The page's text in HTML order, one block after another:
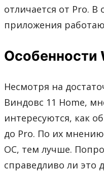
отличается от Pro. В
приложения
Особенности
Несмотря на
Виндовс 11 Home,
интересуются, как
до Pro. По их
ОС, тем лучше.
справедливо ли это